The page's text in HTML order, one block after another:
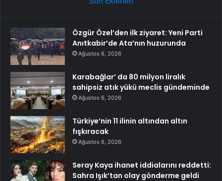
Özgür Özel’den ilk ziyaret: Yeni Parti
Anıtkabir’de Ata’nın huzurunda
Ağustos 6, 2026
Karabağlar’ da 80 milyon liralık
sahipsiz atık yükü meclis gündeminde
Ağustos 6, 2026
Türkiye’nin 11 ilinin altından altın
fışkıracak
Ağustos 6, 2026
Seray Kaya ihanet iddialarını reddetti:
Sahra Işık’tan olay gönderme geldi